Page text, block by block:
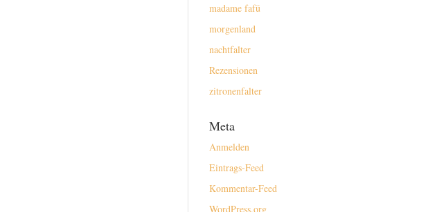
madame fafü
morgenland
nachtfalter
Rezensionen
zitronenfalter
Meta
Anmelden
Eintrags-Feed
Kommentar-Feed
WordPress.org